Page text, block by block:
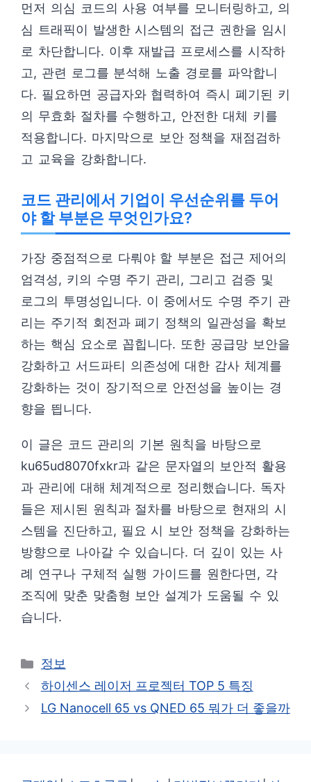
먼저 의심 코드의 사용 여부를 모니터링하고, 의
심 트래픽이 발생한 시스템의 접근 권한을 임시
로 차단합니다. 이후 재발급 프로세스를 시작하
고, 관련 로그를 분석해 노출 경로를 파악합니
다. 필요하면 공급자와 협력하여 즉시 폐기된 키
의 무효화 절차를 수행하고, 안전한 대체 키를
적용합니다. 마지막으로 보안 정책을 재점검하
고 교육을 강화합니다.
코드 관리에서 기업이 우선순위를 두어
야 할 부분은 무엇인가요?
가장 중점적으로 다뤄야 할 부분은 접근 제어의
엄격성, 키의 수명 주기 관리, 그리고 검증 및
로그의 투명성입니다. 이 중에서도 수명 주기 관
리는 주기적 회전과 폐기 정책의 일관성을 확보
하는 핵심 요소로 꼽힙니다. 또한 공급망 보안을
강화하고 서드파티 의존성에 대한 감사 체계를
강화하는 것이 장기적으로 안전성을 높이는 경
향을 띕니다.
이 글은 코드 관리의 기본 원칙을 바탕으로
ku65ud8070fxkr과 같은 문자열의 보안적 활용
과 관리에 대해 체계적으로 정리했습니다. 독자
들은 제시된 원칙과 절차를 바탕으로 현재의 시
스템을 진단하고, 필요 시 보안 정책을 강화하는
방향으로 나아갈 수 있습니다. 더 깊이 있는 사
례 연구나 구체적 실행 가이드를 원한다면, 각
조직에 맞춘 맞춤형 보안 설계가 도움될 수 있
습니다.
카
테
고
리
정보
하이센스 레이저 프로젝터 TOP 5 특징
LG Nanocell 65 vs QNED 65 뭐가 더 좋을까